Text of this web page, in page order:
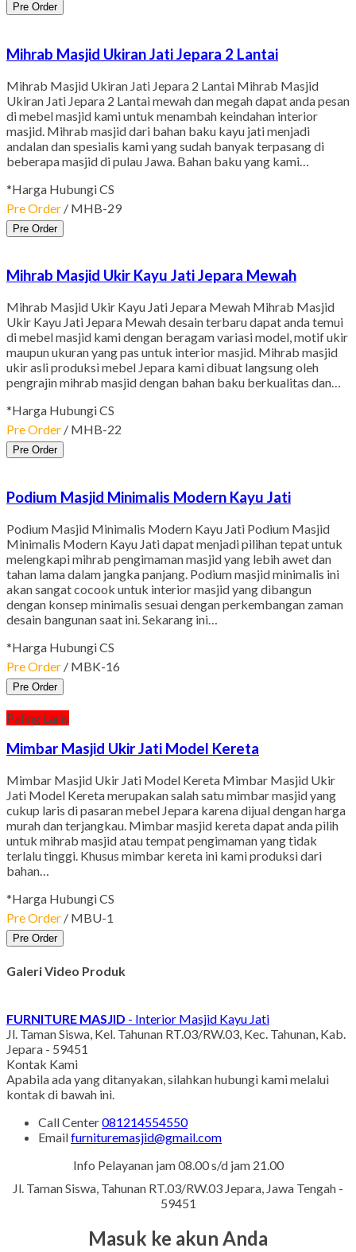
Pre Order
Mihrab Masjid Ukiran Jati Jepara 2 Lantai
Mihrab Masjid Ukiran Jati Jepara 2 Lantai Mihrab Masjid
Ukiran Jati Jepara 2 Lantai mewah dan megah dapat anda pesan
di mebel masjid kami untuk menambah keindahan interior
masjid. Mihrab masjid dari bahan baku kayu jati menjadi
andalan dan spesialis kami yang sudah banyak terpasang di
beberapa masjid di pulau Jawa. Bahan baku yang kami…
*Harga Hubungi CS
Pre Order / MHB-29
Pre Order
Mihrab Masjid Ukir Kayu Jati Jepara Mewah
Mihrab Masjid Ukir Kayu Jati Jepara Mewah Mihrab Masjid
Ukir Kayu Jati Jepara Mewah desain terbaru dapat anda temui
di mebel masjid kami dengan beragam variasi model, motif ukir
maupun ukuran yang pas untuk interior masjid. Mihrab masjid
ukir asli produksi mebel Jepara kami dibuat langsung oleh
pengrajin mihrab masjid dengan bahan baku berkualitas dan…
*Harga Hubungi CS
Pre Order / MHB-22
Pre Order
Podium Masjid Minimalis Modern Kayu Jati
Podium Masjid Minimalis Modern Kayu Jati Podium Masjid
Minimalis Modern Kayu Jati dapat menjadi pilihan tepat untuk
melengkapi mihrab pengimaman masjid yang lebih awet dan
tahan lama dalam jangka panjang. Podium masjid minimalis ini
akan sangat cocook untuk interior masjid yang dibangun
dengan konsep minimalis sesuai dengan perkembangan zaman
desain bangunan saat ini. Sekarang ini…
*Harga Hubungi CS
Pre Order / MBK-16
Pre Order
Paling Laris
Mimbar Masjid Ukir Jati Model Kereta
Mimbar Masjid Ukir Jati Model Kereta Mimbar Masjid Ukir
Jati Model Kereta merupakan salah satu mimbar masjid yang
cukup laris di pasaran mebel Jepara karena dijual dengan harga
murah dan terjangkau. Mimbar masjid kereta dapat anda pilih
untuk mihrab masjid atau tempat pengimaman yang tidak
terlalu tinggi. Khusus mimbar kereta ini kami produksi dari
bahan…
*Harga Hubungi CS
Pre Order / MBU-1
Pre Order
Galeri Video Produk
FURNITURE MASJID - Interior Masjid Kayu Jati
Jl. Taman Siswa, Kel. Tahunan RT.03/RW.03, Kec. Tahunan, Kab.
Jepara - 59451
Kontak Kami
Apabila ada yang ditanyakan, silahkan hubungi kami melalui
kontak di bawah ini.
Call Center081214554550
Emailfurnituremasjid@gmail.com
Info Pelayanan jam 08.00 s/d jam 21.00
Jl. Taman Siswa, Tahunan RT.03/RW.03 Jepara, Jawa Tengah -
59451
Masuk ke akun Anda